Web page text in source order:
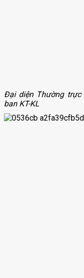
Đại diện Thường trực
ban KT-KL